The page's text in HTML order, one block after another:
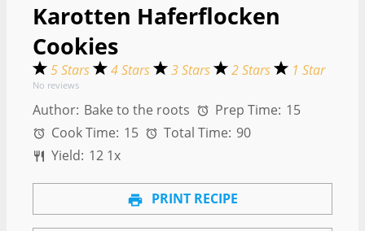
Karotten Haferflocken
Cookies
5 Stars 4 Stars 3 Stars 2 Stars 1 Star
No reviews
Author: Bake to the roots Prep Time: 15
Cook Time: 15 Total Time: 90
Yield: 12 1x
PRINT RECIPE